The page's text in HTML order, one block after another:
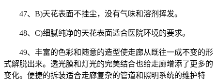
47、B)天花表面不挂尘，没有气味和溶剂挥发。
48、C)细腻纯净的天花表面适合医院环境的要求。
49、丰富的色彩和随意的造型使走廊从既往一成不变的形
式解脱出来。透光膜和灯光的完美结合也给走廊增添了更多的
变化。便捷的拆装适合走廊复杂的管道和照明系统的维护特